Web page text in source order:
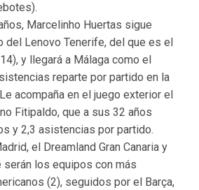
Marcelinho Huertas sigue
del Lenovo Tenerife, del que es el
y llegará a Málaga como el
reparte por partido en la
acompaña en el juego exterior el
Fitipaldo, que a sus 32 años
y 2,3 asistencias por partido.
el Dreamland Gran Canaria y
los equipos con más
(2), seguidos por el Barça,